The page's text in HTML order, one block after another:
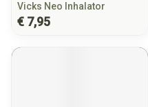
Vicks Neo Inhalator
€ 7,95